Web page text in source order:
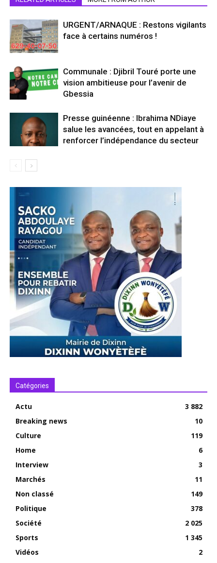
URGENT/ARNAQUE : Restons vigilants
face à certains numéros !
Communale : Djibril Touré porte une
vision ambitieuse pour l’avenir de
Gbessia
Presse guinéenne : Ibrahima NDiaye
salue les avancées, tout en appelant à
renforcer l’indépendance du secteur
Catégories
Actu
3 882
Breaking news
10
Culture
119
Home
6
Interview
3
Marchés
11
Non classé
149
Politique
378
Société
2 025
Sports
1 345
Vidéos
2